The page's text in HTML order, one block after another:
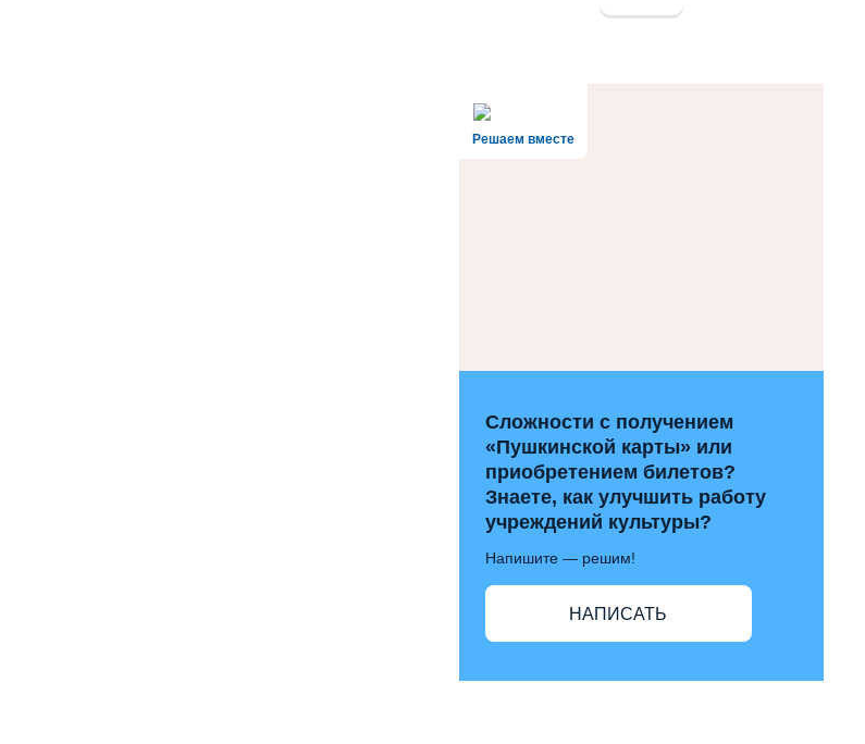
Решаем вместе
Сложности с получением
«Пушкинской карты» или
приобретением билетов?
Знаете, как улучшить работу
учреждений культуры?
Напишите — решим!
НАПИСАТЬ